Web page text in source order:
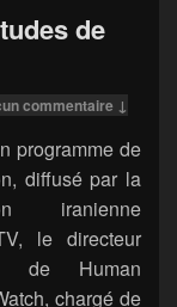
de
commentaire ↓
programme de
diffusé par la
iranienne
le directeur
de Human
chargé de